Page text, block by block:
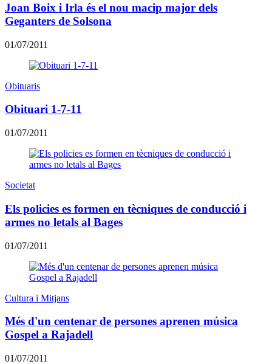
Joan Boix i Irla és el nou macip major dels
Geganters de Solsona
01/07/2011
Obituaris
Obituari 1-7-11
01/07/2011
Societat
Els policies es formen en tècniques de conducció i
armes no letals al Bages
01/07/2011
Cultura i Mitjans
Més d'un centenar de persones aprenen música
Gospel a Rajadell
01/07/2011